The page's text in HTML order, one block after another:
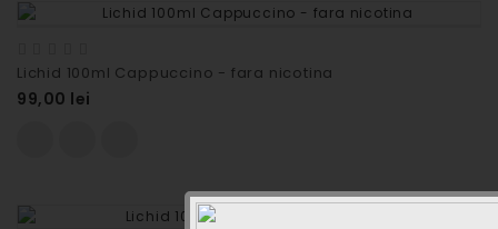
Lichid 100ml Cappuccino - fara nicotina
99,00 lei